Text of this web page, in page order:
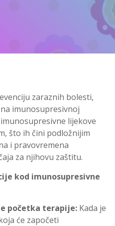
zaraznih bolesti,
imunosupresivnoj
lijekove
što ih čini podložnijim
i pravovremena
za njihovu zaštitu.
kod imunosupresivne
početka terapije: Kada je
će započeti